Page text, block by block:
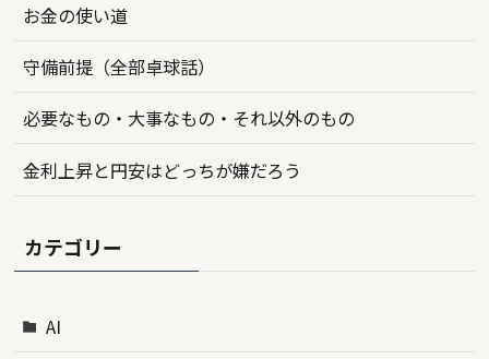
お金の使い道
守備前提（全部卓球話）
必要なもの・大事なもの・それ以外のもの
金利上昇と円安はどっちが嫌だろう
カテゴリー
AI